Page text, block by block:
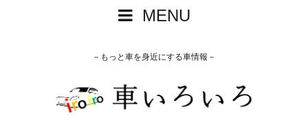
MENU
－もっと車を身近にする車情報－